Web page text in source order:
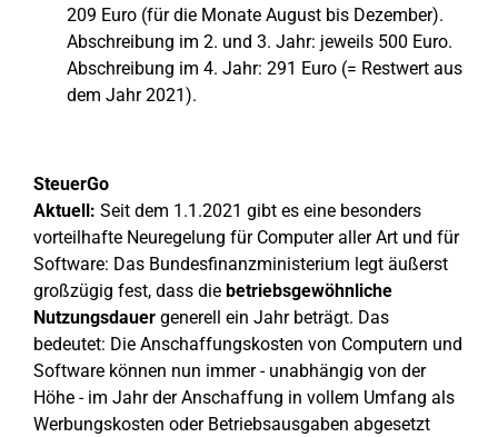
209 Euro (für die Monate August bis Dezember).
Abschreibung im 2. und 3. Jahr: jeweils 500 Euro.
Abschreibung im 4. Jahr: 291 Euro (= Restwert aus
dem Jahr 2021).
SteuerGo
Aktuell: Seit dem 1.1.2021 gibt es eine besonders
vorteilhafte Neuregelung für Computer aller Art und für
Software: Das Bundesfinanzministerium legt äußerst
großzügig fest, dass die betriebsgewöhnliche
Nutzungsdauer generell ein Jahr beträgt. Das
bedeutet: Die Anschaffungskosten von Computern und
Software können nun immer - unabhängig von der
Höhe - im Jahr der Anschaffung in vollem Umfang als
Werbungskosten oder Betriebsausgaben abgesetzt